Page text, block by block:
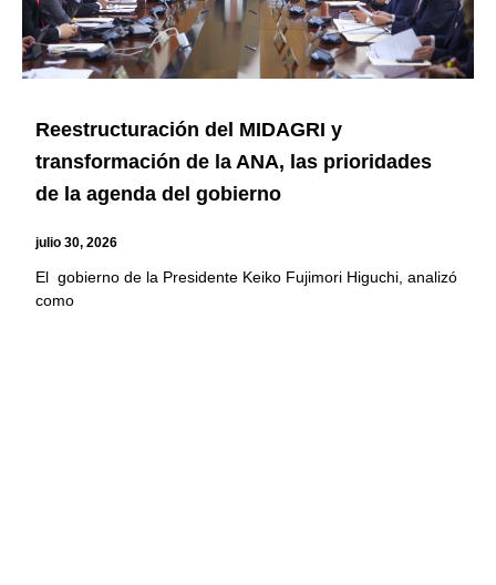
Reestructuración del MIDAGRI y
transformación de la ANA, las prioridades
de la agenda del gobierno
julio 30, 2026
El gobierno de la Presidente Keiko Fujimori Higuchi, analizó
como